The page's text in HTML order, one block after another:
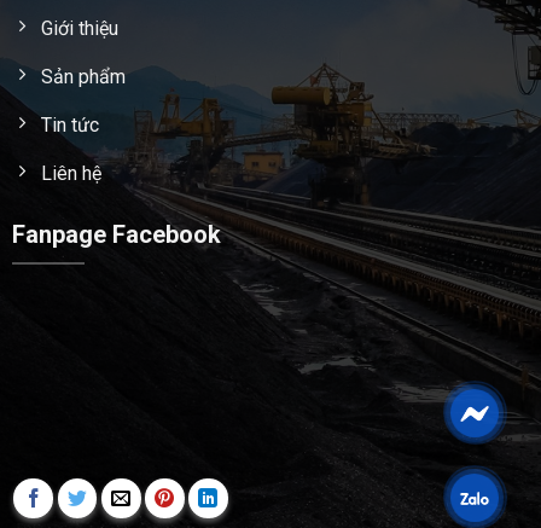
Giới thiệu
Sản phẩm
Tin tức
Liên hệ
Fanpage Facebook